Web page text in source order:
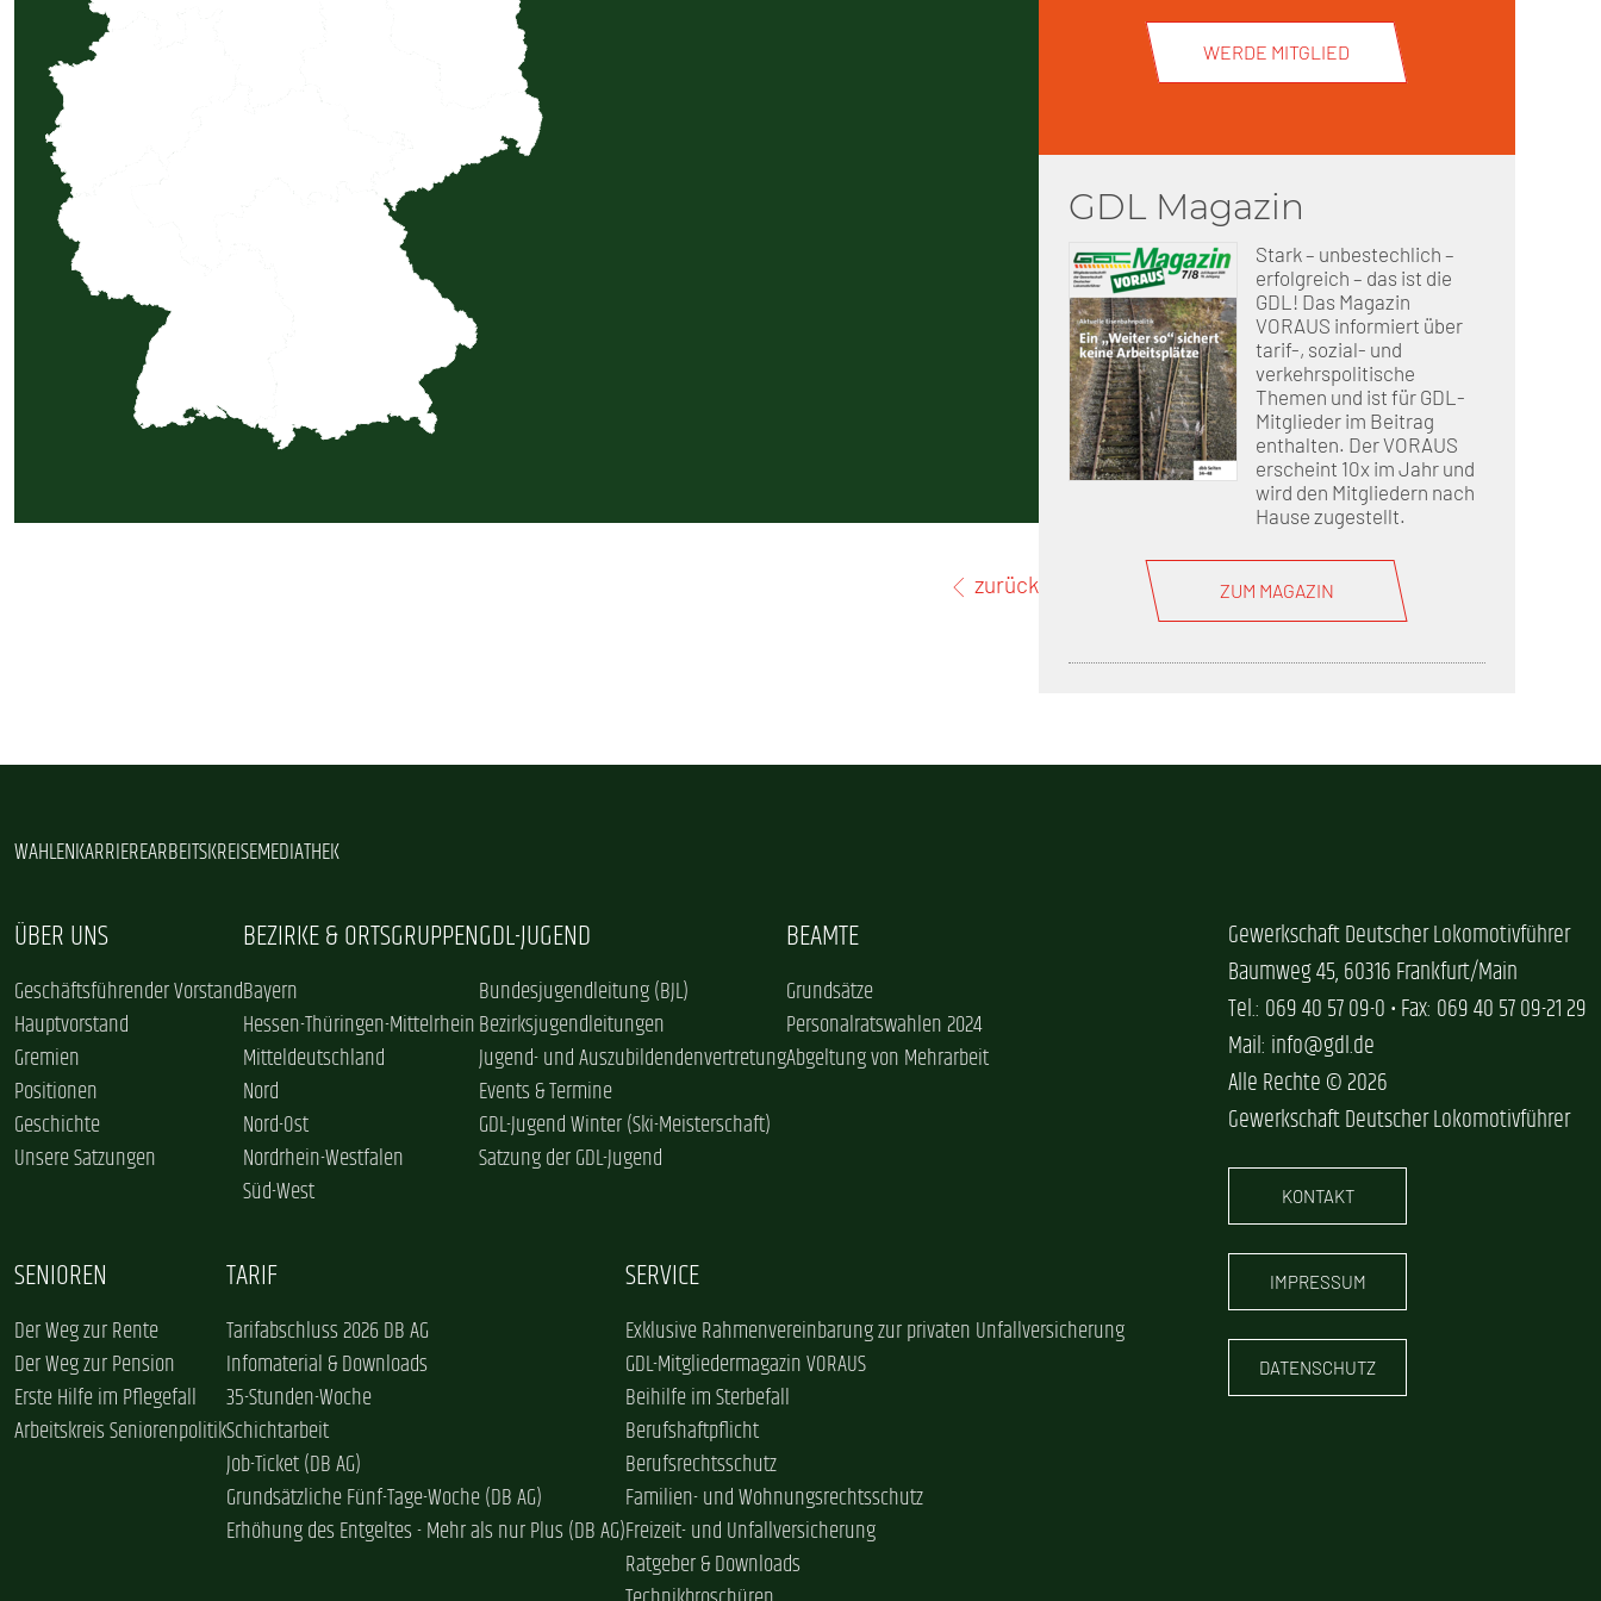
zurück
WERDE MITGLIED
GDL Magazin
Stark – unbestechlich –
erfolgreich – das ist die
GDL! Das Magazin
VORAUS informiert über
tarif-, sozial- und
verkehrspolitische
Themen und ist für GDL-
Mitglieder im Beitrag
enthalten. Der VORAUS
erscheint 10x im Jahr und
wird den Mitgliedern nach
Hause zugestellt.
ZUM MAGAZIN
WAHLENKARRIEREARBEITSKREISEMEDIATHEK
ÜBER UNS
Geschäftsführender Vorstand
Hauptvorstand
Gremien
Positionen
Geschichte
Unsere Satzungen
BEZIRKE & ORTSGRUPPEN
Bayern
Hessen-Thüringen-Mittelrhein
Mitteldeutschland
Nord
Nord-Ost
Nordrhein-Westfalen
Süd-West
GDL-JUGEND
Bundesjugendleitung (BJL)
Bezirksjugendleitungen
Jugend- und Auszubildendenvertretung
Events & Termine
GDL-Jugend Winter (Ski-Meisterschaft)
Satzung der GDL-Jugend
BEAMTE
Grundsätze
Personalratswahlen 2024
Abgeltung von Mehrarbeit
SENIOREN
Der Weg zur Rente
Der Weg zur Pension
Erste Hilfe im Pflegefall
Arbeitskreis Seniorenpolitik
TARIF
Tarifabschluss 2026 DB AG
Infomaterial & Downloads
35-Stunden-Woche
Schichtarbeit
Job-Ticket (DB AG)
Grundsätzliche Fünf-Tage-Woche (DB AG)
Erhöhung des Entgeltes - Mehr als nur Plus (DB AG)
SERVICE
Exklusive Rahmenvereinbarung zur privaten Unfallversicherung
GDL-Mitgliedermagazin VORAUS
Beihilfe im Sterbefall
Berufshaftpflicht
Berufsrechtsschutz
Familien- und Wohnungsrechtsschutz
Freizeit- und Unfallversicherung
Ratgeber & Downloads
Gewerkschaft Deutscher Lokomotivführer
Baumweg 45, 60316 Frankfurt/Main
Tel.: 069 40 57 09-0 • Fax: 069 40 57 09-21 29
Mail: info@gdl.de
Alle Rechte © 2026
Gewerkschaft Deutscher Lokomotivführer
KONTAKT
IMPRESSUM
DATENSCHUTZ